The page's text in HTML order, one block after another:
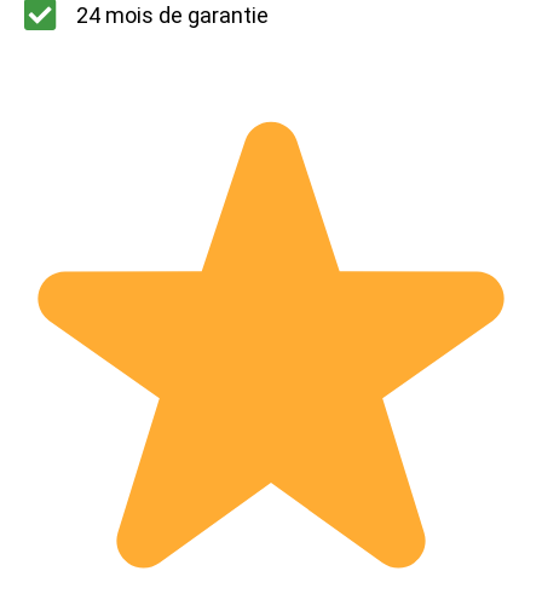
24 mois de garantie